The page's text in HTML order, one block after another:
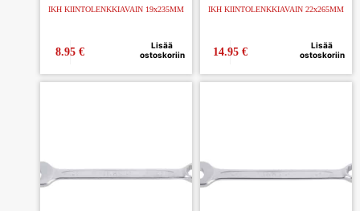
IKH KIINTOLENKKIAVAIN 19x235MM
8.95€
Lisää
ostoskoriin
IKH KIINTOLENKKIAVAIN 22x265MM
14.95 €
Lisää
ostoskoriin